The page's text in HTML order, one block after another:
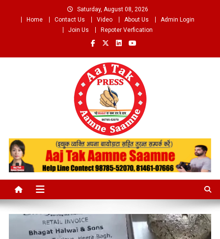
Saturday, August 08, 2026
Home
Contact Us Video About Us
Admin Login
Join Us
Repoter Verfication
Aaj Tak Aamne Saamne.com